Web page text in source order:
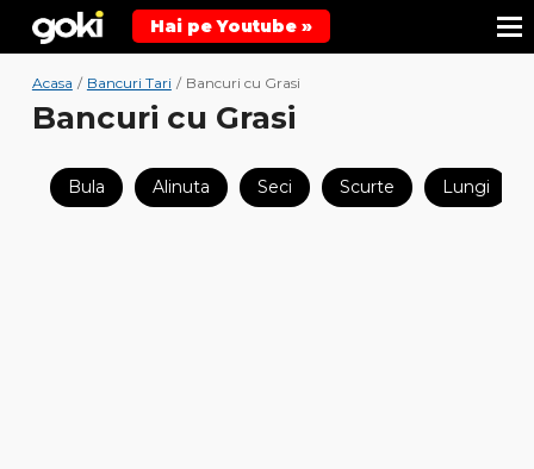
Hai pe Youtube »
Acasa / Bancuri Tari / Bancuri cu Grasi
Bancuri cu Grasi
Bula Alinuta Seci Scurte Lungi